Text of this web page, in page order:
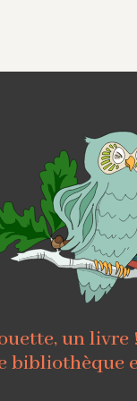
un livre !
bibliothèque